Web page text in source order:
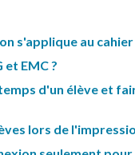
s'applique au
EMC ?
d'un élève et
lors de